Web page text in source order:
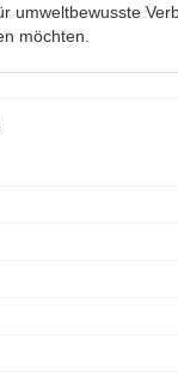
umweltbewusste
möchten.